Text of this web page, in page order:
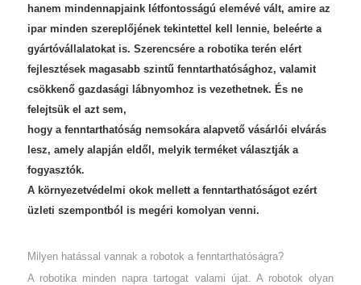
hanem mindennapjaink létfontosságú elemévé vált, amire az
ipar minden szereplőjének tekintettel kell lennie, beleérte a
gyártóvállalatokat is. Szerencsére a robotika terén elért
fejlesztések magasabb szintű fenntarthatósághoz, valamit
csökkenő gazdasági lábnyomhoz is vezethetnek. És ne
felejtsük el azt sem,
hogy a fenntarthatóság nemsokára alapvető vásárlói elvárás
lesz, amely alapján eldől, melyik terméket választják a
fogyasztók.
A környezetvédelmi okok mellett a fenntarthatóságot ezért
üzleti szempontból is megéri komolyan venni.
Milyen hatással vannak a robotok a fenntarthatóságra?
A robotika minden napra tartogat valami újat. A robotok olyan